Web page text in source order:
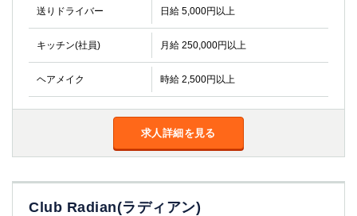
送りドライバー 日給 5,000円以上
キッチン(社員) 月給 250,000円以上
ヘアメイク 時給 2,500円以上
求人詳細を見る
Club Radian(ラディアン)